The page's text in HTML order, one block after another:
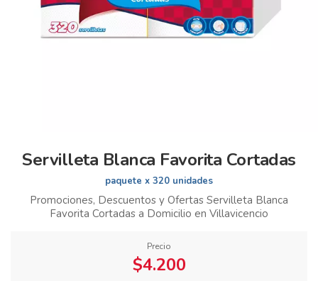
Servilleta Blanca Favorita Cortadas
paquete x 320 unidades
Promociones, Descuentos y Ofertas Servilleta Blanca
Favorita Cortadas a Domicilio en Villavicencio
Precio
$4.200